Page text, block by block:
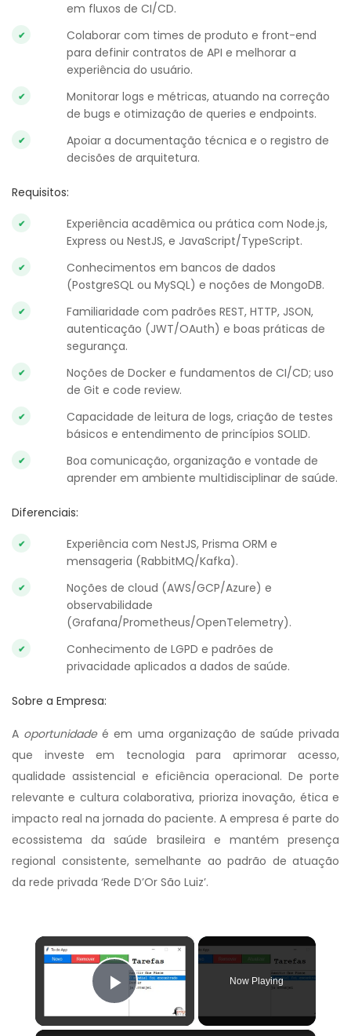
em fluxos de CI/CD.
Colaborar com times de produto e front-end
para definir contratos de API e melhorar a
experiência do usuário.
Monitorar logs e métricas, atuando na correção
de bugs e otimização de queries e endpoints.
Apoiar a documentação técnica e o registro de
decisões de arquitetura.
Requisitos:
Experiência acadêmica ou prática com Node.js,
Express ou NestJS, e JavaScript/TypeScript.
Conhecimentos em bancos de dados
(PostgreSQL ou MySQL) e noções de MongoDB.
Familiaridade com padrões REST, HTTP, JSON,
autenticação (JWT/OAuth) e boas práticas de
segurança.
Noções de Docker e fundamentos de CI/CD; uso
de Git e code review.
Capacidade de leitura de logs, criação de testes
básicos e entendimento de princípios SOLID.
Boa comunicação, organização e vontade de
aprender em ambiente multidisciplinar de saúde.
Diferenciais:
Experiência com NestJS, Prisma ORM e
mensageria (RabbitMQ/Kafka).
Noções de cloud (AWS/GCP/Azure) e
observabilidade
(Grafana/Prometheus/OpenTelemetry).
Conhecimento de LGPD e padrões de
privacidade aplicados a dados de saúde.
Sobre a Empresa:
A oportunidadeé em uma organização de saúde privada
que investe em tecnologia para aprimorar acesso,
qualidade assistencial e eficiência operacional. De porte
relevante e cultura colaborativa, prioriza inovação, ética e
impacto real na jornada do paciente. A empresa é parte do
ecossistema da saúde brasileira e mantém presença
regional consistente, semelhante ao padrão de atuação
da rede privada ‘Rede D’Or São Luiz’.
×
Play Video
Now Playing